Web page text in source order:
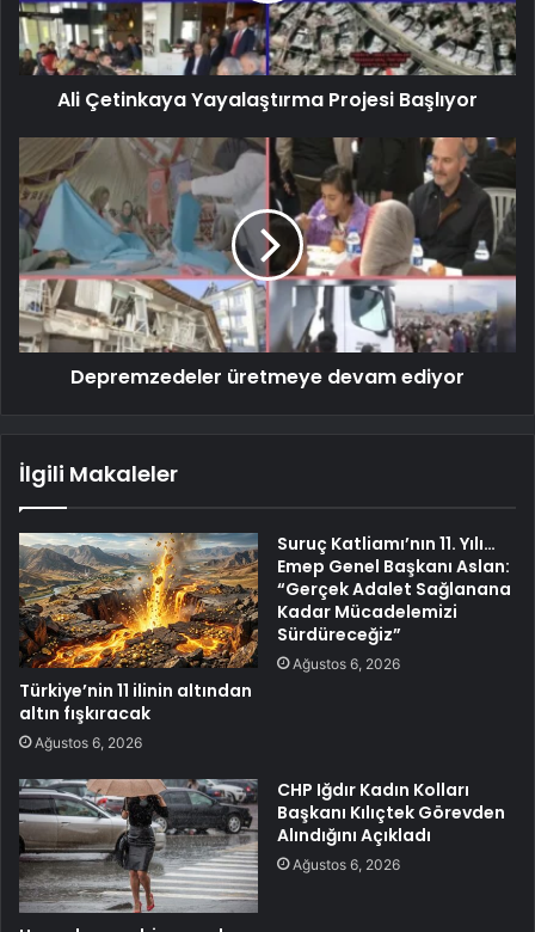
Ali Çetinkaya Yayalaştırma Projesi Başlıyor
Depremzedeler üretmeye devam ediyor
İlgili Makaleler
Türkiye’nin 11 ilinin altından
altın fışkıracak
Ağustos 6, 2026
Suruç Katliamı’nın 11. Yılı…
Emep Genel Başkanı Aslan:
“Gerçek Adalet Sağlanana
Kadar Mücadelemizi
Sürdüreceğiz”
Ağustos 6, 2026
CHP Iğdır Kadın Kolları
Başkanı Kılıçtek Görevden
Alındığını Açıkladı
Ağustos 6, 2026